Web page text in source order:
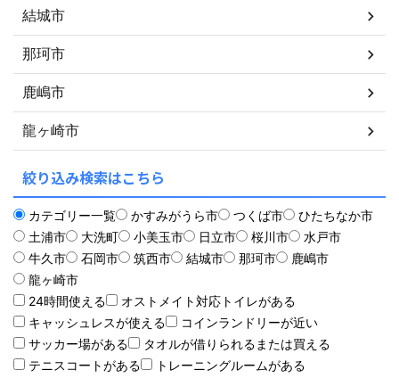
結城市
那珂市
鹿嶋市
龍ヶ崎市
絞り込み検索はこちら
カテゴリー一覧 かすみがうら市 つくば市
ひたちなか市
土浦市
大洗町 小美玉市 日立市 桜川市
水戸市
牛久市
石岡市 筑西市 結城市 那珂市
鹿嶋市
龍ヶ崎市
24時間使える
オストメイト対応トイレがある
キャッシュレスが使える
コインランドリーが近い
サッカー場がある
タオルが借りられるまたは買える
テニスコートがある
トレーニングルームがある